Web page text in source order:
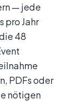
— jede
pro Jahr
48
PDFs oder
nötigen